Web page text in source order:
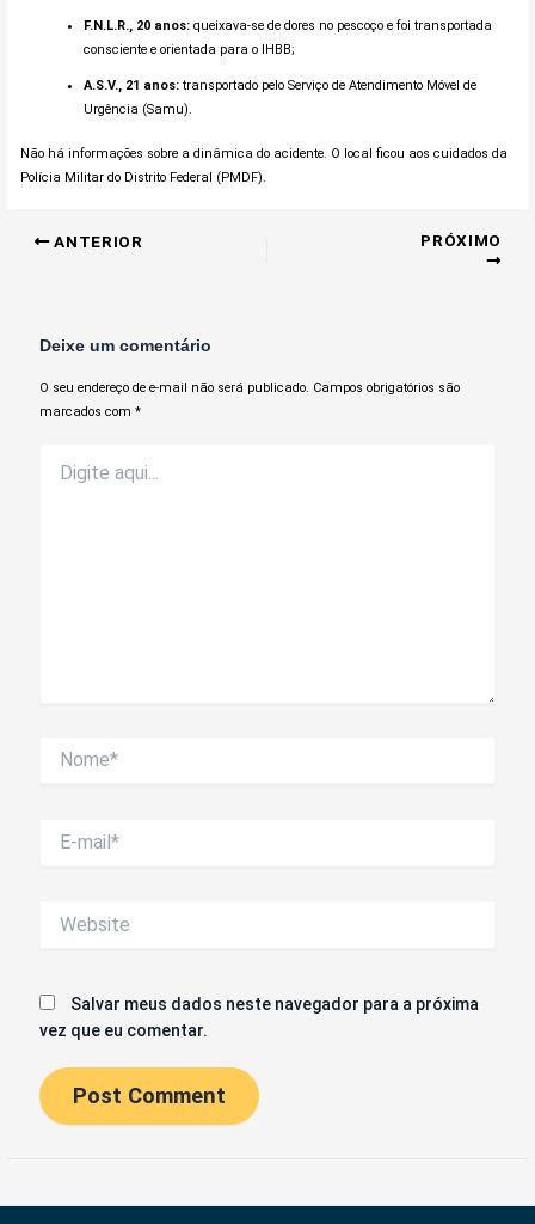
F.N.L.R., 20 anos:queixava-se de dores no pescoço e foi transportada
consciente e orientada para o IHBB;
A.S.V., 21 anos:transportado pelo Serviço de Atendimento Móvel de
Urgência (Samu).
Não há informações sobre a dinâmica do acidente. O local ficou aos cuidados da
Polícia Militar do Distrito Federal (PMDF).
ANTERIOR PRÓXIMO
Deixe um comentário
O seu endereço de e-mail não será publicado. Campos obrigatórios são
marcados com*
aqui...
mail*
Salvar meus dados neste navegador para a próxima
vez que eu comentar.